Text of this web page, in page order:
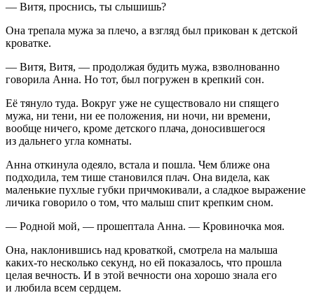
— Витя, проснись, ты слышишь?
Она трепала мужа за плечо, а взгляд был прикован к детской
кроватке.
— Витя, Витя, — продолжая будить мужа, взволнованно
говорила Анна. Но тот, был погружен в крепкий сон.
Её тянуло туда. Вокруг уже не существовало ни спящего
мужа, ни тени, ни ее положения, ни ночи, ни времени,
вообще ничего, кроме детского плача, доносившегося
из дальнего угла комнаты.
Анна откинула одеяло, встала и пошла. Чем ближе она
подходила, тем тише становился плач. Она видела, как
маленькие пухлые губки причмокивали, а сладкое выражение
личика говорило о том, что малыш спит крепким сном.
— Родной мой, — прошептала Анна. — Кровиночка моя.
Она, наклонившись над кроваткой, смотрела на малыша
каких-то несколько секунд, но ей показалось, что прошла
целая вечность. И в этой вечности она хорошо знала его
и любила всем сердцем.